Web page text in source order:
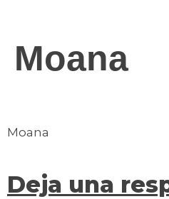
Moana
Moana
Deja una